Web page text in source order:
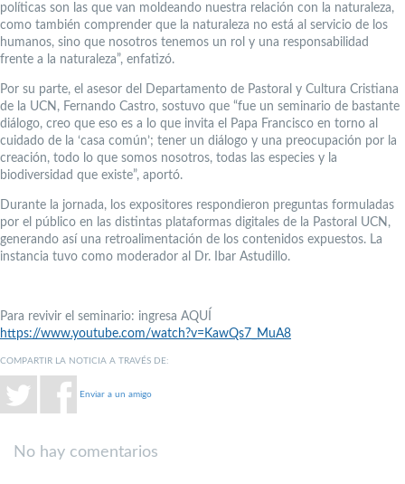
políticas son las que van moldeando nuestra relación con la naturaleza,
como también comprender que la naturaleza no está al servicio de los
humanos, sino que nosotros tenemos un rol y una responsabilidad
frente a la naturaleza”, enfatizó.
Por su parte, el asesor del Departamento de Pastoral y Cultura Cristiana
de la UCN, Fernando Castro, sostuvo que “fue un seminario de bastante
diálogo, creo que eso es a lo que invita el Papa Francisco en torno al
cuidado de la ‘casa común’; tener un diálogo y una preocupación por la
creación, todo lo que somos nosotros, todas las especies y la
biodiversidad que existe”, aportó.
Durante la jornada, los expositores respondieron preguntas formuladas
por el público en las distintas plataformas digitales de la Pastoral UCN,
generando así una retroalimentación de los contenidos expuestos. La
instancia tuvo como moderador al Dr. Ibar Astudillo.
Para revivir el seminario: ingresa AQUÍ
https://www.youtube.com/watch?v=KawQs7_MuA8
COMPARTIR LA NOTICIA A TRAVÉS DE:
Enviar a un amigo
No hay comentarios